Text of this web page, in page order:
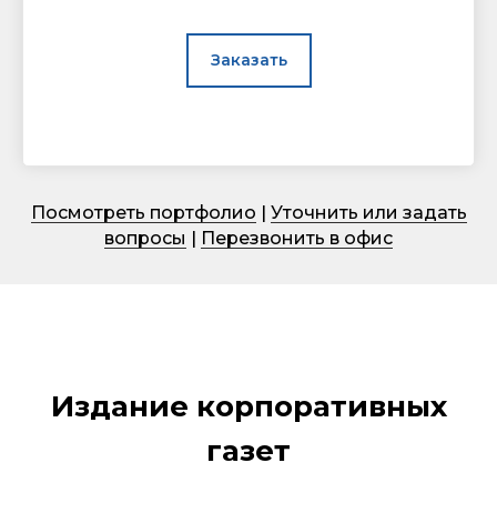
Заказать
Посмотреть портфолио
Уточнить или задать
вопросы
Перезвонить в офис
Издание корпоративных
газет